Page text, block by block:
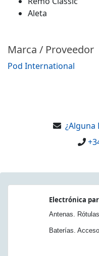
Aleta
Marca / Proveedor
Pod International
¿Alguna
Electrónica
Antenas.
Baterías.